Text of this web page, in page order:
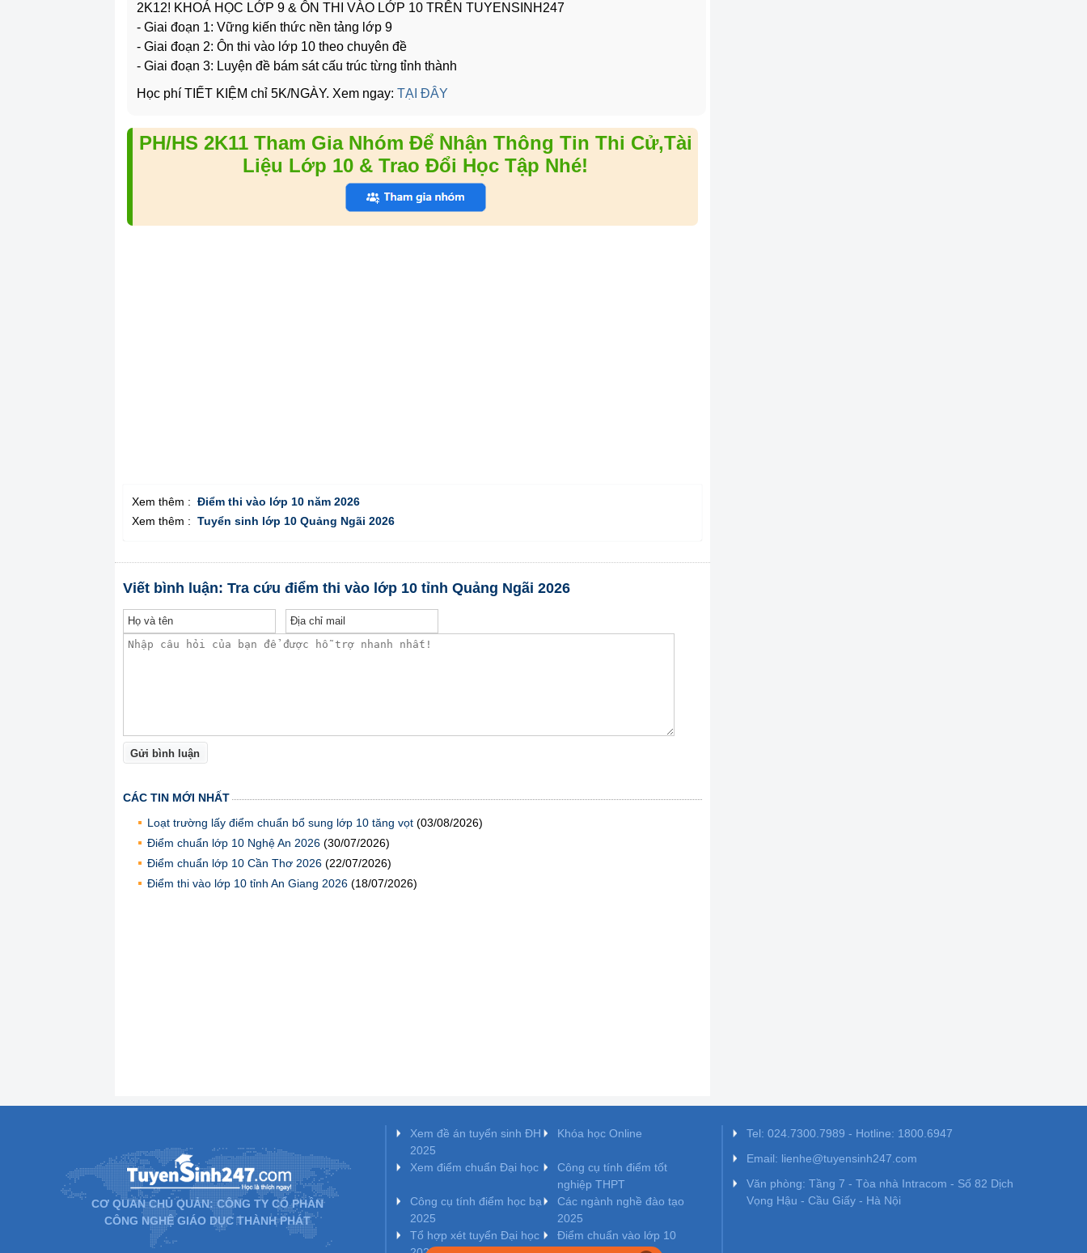
2K12! KHOÁ HỌC LỚP 9 & ÔN THI VÀO LỚP 10 TRÊN TUYENSINH247
- Giai đoạn 1: Vững kiến thức nền tảng lớp 9
- Giai đoạn 2: Ôn thi vào lớp 10 theo chuyên đề
- Giai đoạn 3: Luyện đề bám sát cấu trúc từng tỉnh thành
Học phí TIẾT KIỆM chỉ 5K/NGÀY. Xem ngay: TẠI ĐÂY
PH/HS 2K11 Tham Gia Nhóm Để Nhận Thông Tin Thi Cử,Tài
Liệu Lớp 10 & Trao Đổi Học Tập Nhé!
Xem thêm : Điểm thi vào lớp 10 năm 2026
Xem thêm : Tuyển sinh lớp 10 Quảng Ngãi 2026
Viết bình luận: Tra cứu điểm thi vào lớp 10 tỉnh Quảng Ngãi 2026
Gửi bình luận
CÁC TIN MỚI NHẤT
Loạt trường lấy điểm chuẩn bổ sung lớp 10 tăng vọt (03/08/2026)
Điểm chuẩn lớp 10 Nghệ An 2026 (30/07/2026)
Điểm chuẩn lớp 10 Cần Thơ 2026 (22/07/2026)
Điểm thi vào lớp 10 tỉnh An Giang 2026 (18/07/2026)
CƠ QUAN CHỦ QUẢN: CÔNG TY CỔ PHẦN
CÔNG NGHỆ GIÁO DỤC THÀNH PHÁT
Xem đề án tuyển sinh ĐH
2025
Khóa học Online
Xem điểm chuẩn Đại học
Công cụ tính điểm tốt
nghiệp THPT
Công cụ tính điểm học bạ
2025
Các ngành nghề đào tạo
2025
Tổ hợp xét tuyển Đại học
Điểm chuẩn vào lớp 10
Tel: 024.7300.7989 - Hotline: 1800.6947
Email: lienhe@tuyensinh247.com
Văn phòng: Tầng 7 - Tòa nhà Intracom - Số 82 Dịch
Vọng Hậu - Cầu Giấy - Hà Nội